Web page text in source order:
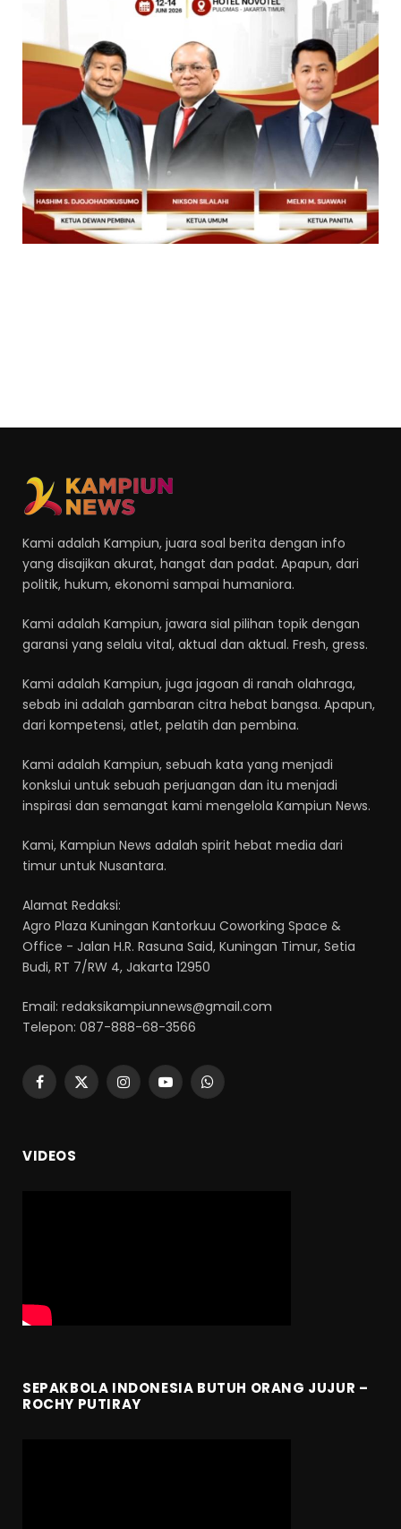
Kami adalah Kampiun, juara soal berita dengan info
yang disajikan akurat, hangat dan padat. Apapun, dari
politik, hukum, ekonomi sampai humaniora.
Kami adalah Kampiun, jawara sial pilihan topik dengan
garansi yang selalu vital, aktual dan aktual. Fresh, gress.
Kami adalah Kampiun, juga jagoan di ranah olahraga,
sebab ini adalah gambaran citra hebat bangsa. Apapun,
dari kompetensi, atlet, pelatih dan pembina.
Kami adalah Kampiun, sebuah kata yang menjadi
konkslui untuk sebuah perjuangan dan itu menjadi
inspirasi dan semangat kami mengelola Kampiun News.
Kami, Kampiun News adalah spirit hebat media dari
timur untuk Nusantara.
Alamat Redaksi:
Agro Plaza Kuningan Kantorkuu Coworking Space &
Office - Jalan H.R. Rasuna Said, Kuningan Timur, Setia
Budi, RT 7/RW 4, Jakarta 12950
Email: redaksikampiunnews@gmail.com
Telepon: 087-888-68-3566
Facebook
X
InstagramYouTubeWhatsApp
VIDEOS
SEPAKBOLA INDONESIA BUTUH ORANG JUJUR –
ROCHY PUTIRAY